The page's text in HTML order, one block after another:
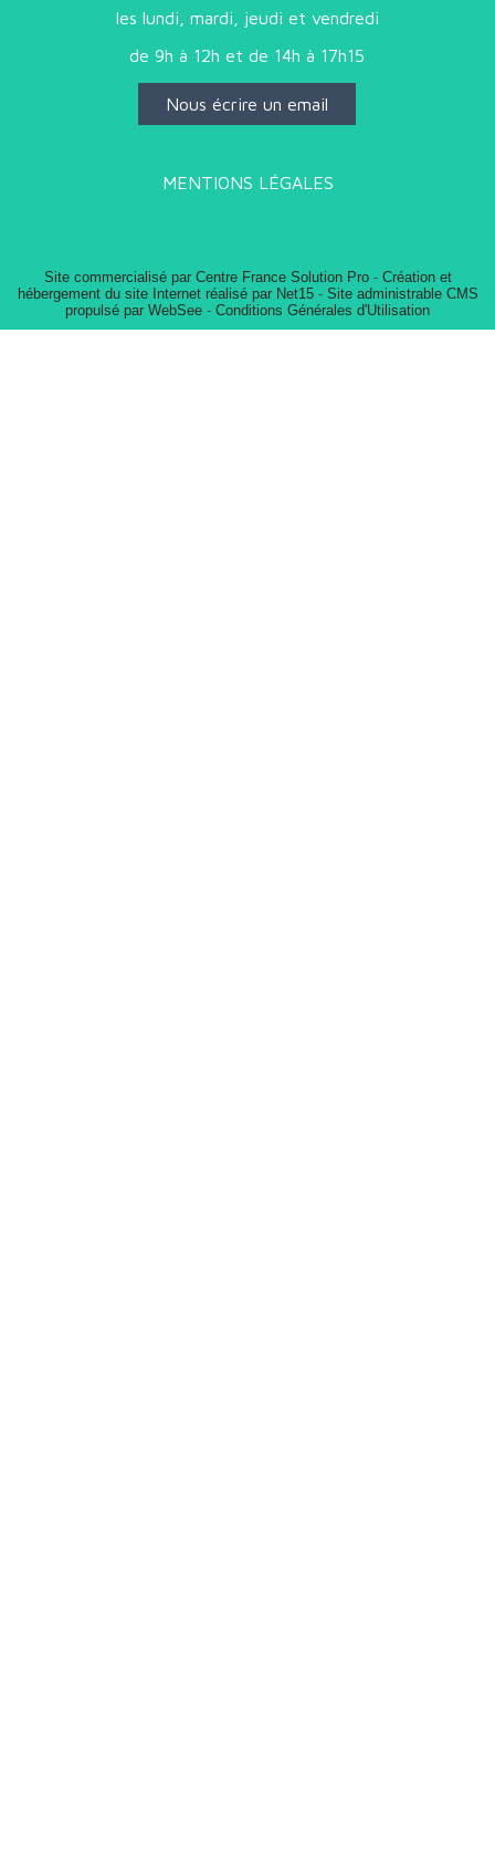
les lundi, mardi, jeudi et vendredi
de 9h à 12h et de 14h à 17h15
Nous écrire un email
MENTIONS LÉGALES
Site commercialisé par Centre France Solution Pro- Création et
hébergement du site Internet réalisé par Net15- Site administrable CMS
propulsé par WebSee - Conditions Générales d'Utilisation